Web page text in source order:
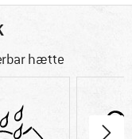
hætte